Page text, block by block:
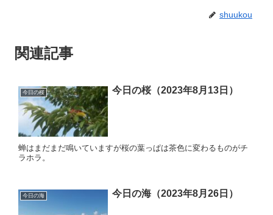
shuukou
関連記事
今日の桜 今日の桜（2023年8月13日）
蝉はまだまだ鳴いていますが桜の葉っぱは茶色に変わるものがチ
ラホラ。
今日の海 今日の海（2023年8月26日）